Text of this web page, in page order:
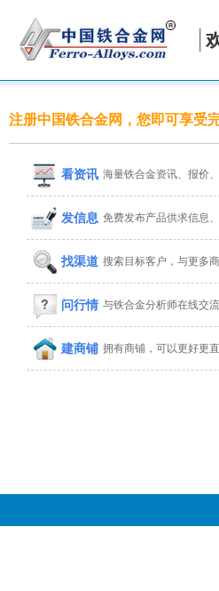
注册中国铁合金网，您即可享受
看资讯 海量铁合金资讯、报价
发信息 免费发布产品供求信息
找渠道 搜索目标客户，与更多
问行情 与铁合金分析师在线交
建商铺 拥有商铺，可以更好更